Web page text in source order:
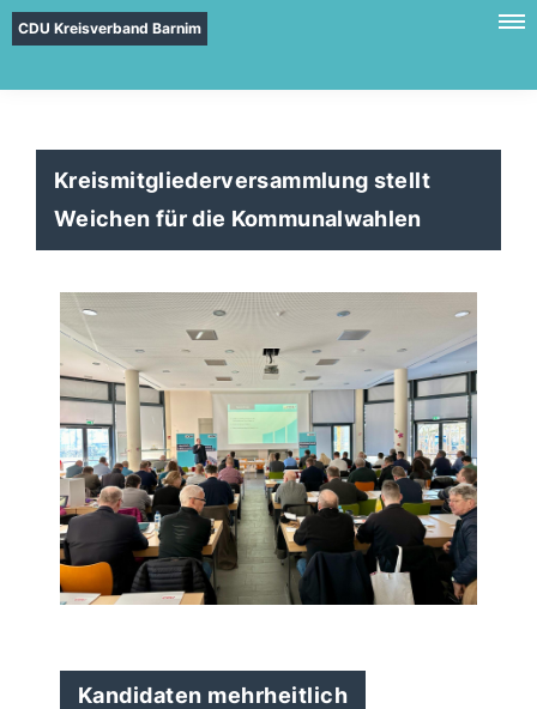
CDU Kreisverband Barnim
Kreismitgliederversammlung stellt
Weichen für die Kommunalwahlen
Kandidaten mehrheitlich